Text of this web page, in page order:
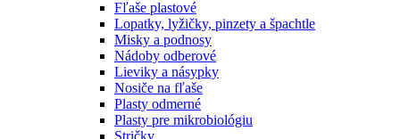
Fľaše plastové
Lopatky, lyžičky, pinzety a špachtle
Misky a podnosy
Nádoby odberové
Lieviky a násypky
Nosiče na fľaše
Plasty odmerné
Plasty pre mikrobiológiu
Stričky